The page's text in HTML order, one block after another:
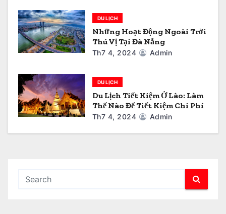
t
DU LỊCH
Những Hoạt Động Ngoài Trời
Thú Vị Tại Đà Nẵng
Th7 4, 2024 Admin
DU LỊCH
Du Lịch Tiết Kiệm Ở Lào: Làm
Thế Nào Để Tiết Kiệm Chi Phí
Th7 4, 2024 Admin